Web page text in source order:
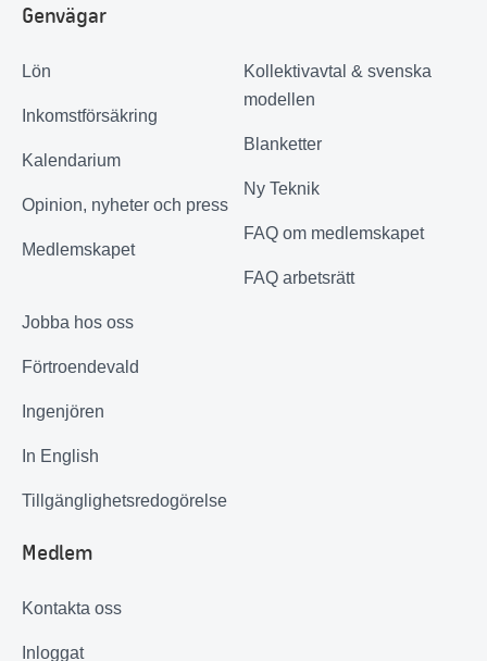
Genvägar
Lön
Inkomstförsäkring
Kalendarium
Opinion, nyheter och press
Medlemskapet
Kollektivavtal & svenska
modellen
Blanketter
Ny Teknik
FAQ om medlemskapet
FAQ arbetsrätt
Jobba hos oss
Förtroendevald
Ingenjören
In English
Tillgänglighetsredogörelse
Medlem
Kontakta oss
Inloggat